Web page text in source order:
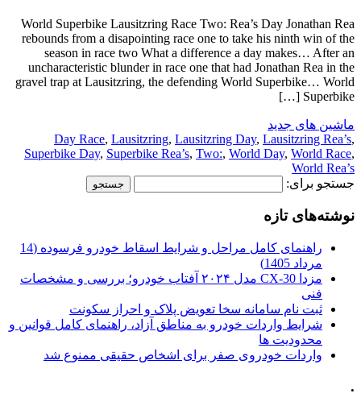
World Superbike Lausitzring Race Two: Rea’s Day Jonathan Rea
rebounds from a disapointing race one to take his ninth win of the
season in race two What a difference a day makes… After an
uncharacteristic blunder in race one that had Jonathan Rea in the
gravel trap at Lausitzring, the defending World Superbike… World
Superbike […]
ماشین های جدید
Day Race, Lausitzring, Lausitzring Day, Lausitzring Rea’s,
Superbike Day, Superbike Rea’s, Two:, World Day, World Race,
World Rea’s
جستجو برای:
نوشته‌های تازه
راهنمای کامل مراحل و شرایط اسقاط خودرو فرسوده (14
مرداد 1405)
مزدا CX-30 مدل ۲۰۲۴ آفتاب خودرو؛ بررسی و مشخصات
فنی
ثبت نام سامانه سخا تعویض پلاک و احراز سکونت
شرایط واردات خودرو به مناطق آزاد، راهنمای کامل قوانین و
محدودیت ها
واردات خودروی صفر برای اشخاص حقیقی ممنوع شد
.